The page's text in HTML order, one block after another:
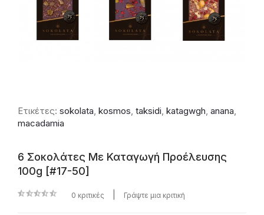
Ετικέτες: sokolata, kosmos, taksidi, katagwgh, anana,
macadamia
6 Σοκολάτες Με Καταγωγή Προέλευσης
100g [#17-50]
0 κριτικές Γράψτε μια κριτική